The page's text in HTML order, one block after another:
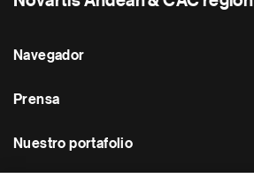
Navegador
Prensa
Nuestro portafolio